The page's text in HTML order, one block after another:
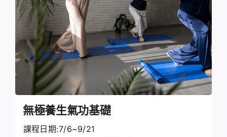
無極養生氣功基礎
課程日期:7/6~9/21